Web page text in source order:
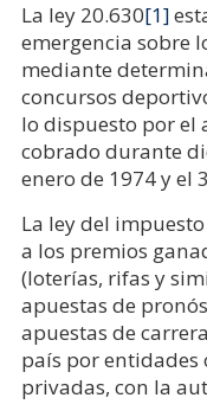
La ley 20.630[1]
emergencia sobre
mediante
concursos
lo dispuesto por el
cobrado durante
enero de 1974 y el
La ley del
a los premios
(loterías, rifas y
apuestas de
apuestas de
país por entidades
privadas, con la